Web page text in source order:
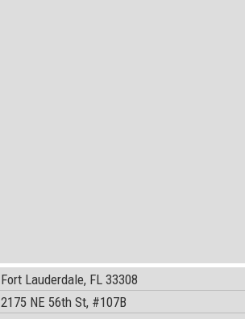
Fort Lauderdale, FL 33308
2175 NE 56th St, #107B